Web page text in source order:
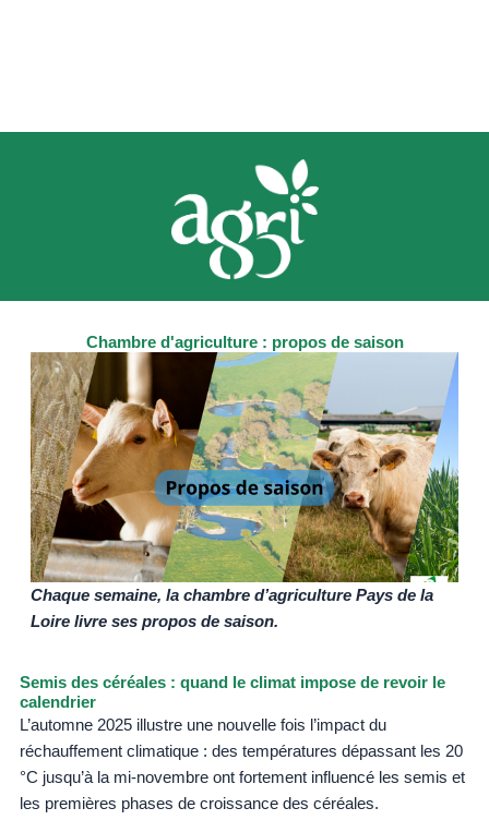
Chambre d'agriculture : propos de saison
Chaque semaine, la chambre d’agriculture Pays de la
Loire livre ses propos de saison.
Semis des céréales : quand le climat impose de revoir le
calendrier
L’automne 2025 illustre une nouvelle fois l’impact du
réchauffement climatique : des températures dépassant les 20
°C jusqu’à la mi-novembre ont fortement influencé les semis et
les premières phases de croissance des céréales.